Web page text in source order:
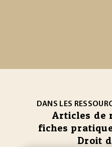
DANS LES
Articles de
fiches
Droit